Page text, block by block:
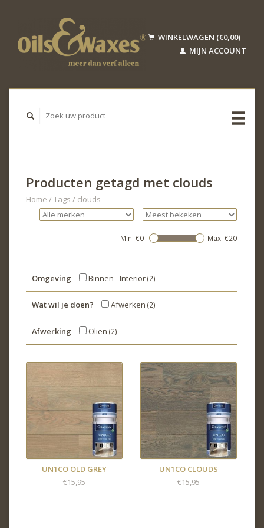
WINKELWAGEN (€0,00)
MIJN ACCOUNT
Producten getagd met clouds
Home /Tags / clouds
Min: €0 Max: €20
Omgeving Binnen - Interior(2)
Wat wil je doen? Afwerken (2)
Afwerking Oliën (2)
UN1CO OLD GREY
€15,95
UN1CO CLOUDS
€15,95